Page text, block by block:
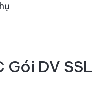
Gói DV SSL